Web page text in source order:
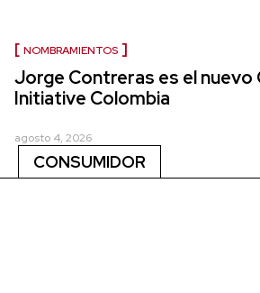
NOMBRAMIENTOS
Jorge Contreras es el nuevo
Initiative Colombia
agosto 4, 2026
CONSUMIDOR